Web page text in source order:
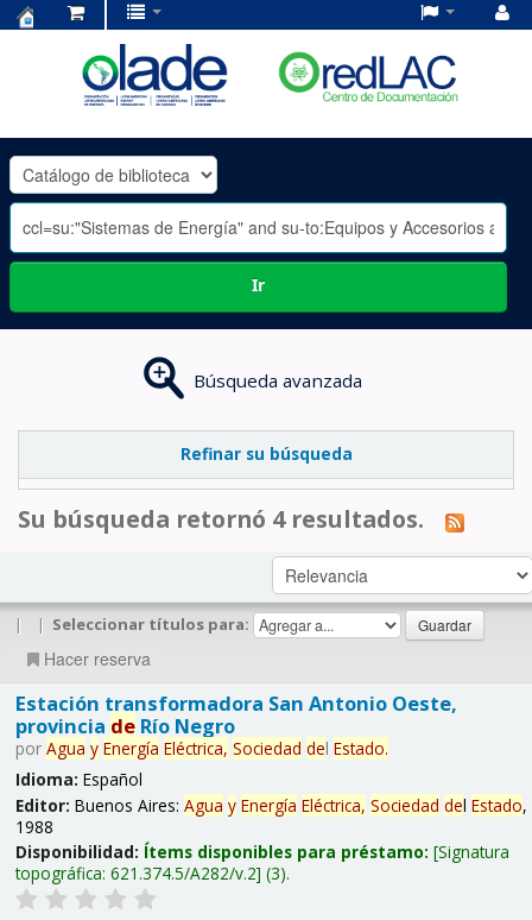
OLADE
-
Ir
Búsqueda avanzada
Refinar su búsqueda
Su búsqueda retornó 4 resultados.
| | Seleccionar títulos para:
Hacer reserva
Estación transformadora San Antonio Oeste,
provincia deRío Negro
por Agua y Energía Eléctrica, Sociedad del Estado.
Idioma: Español
Editor: Buenos Aires: Agua y Energía Eléctrica, Sociedad del Estado,
1988
Disponibilidad: Ítems disponibles para préstamo: Signatura
topográfica: 621.374.5/A282/v.2 (3).